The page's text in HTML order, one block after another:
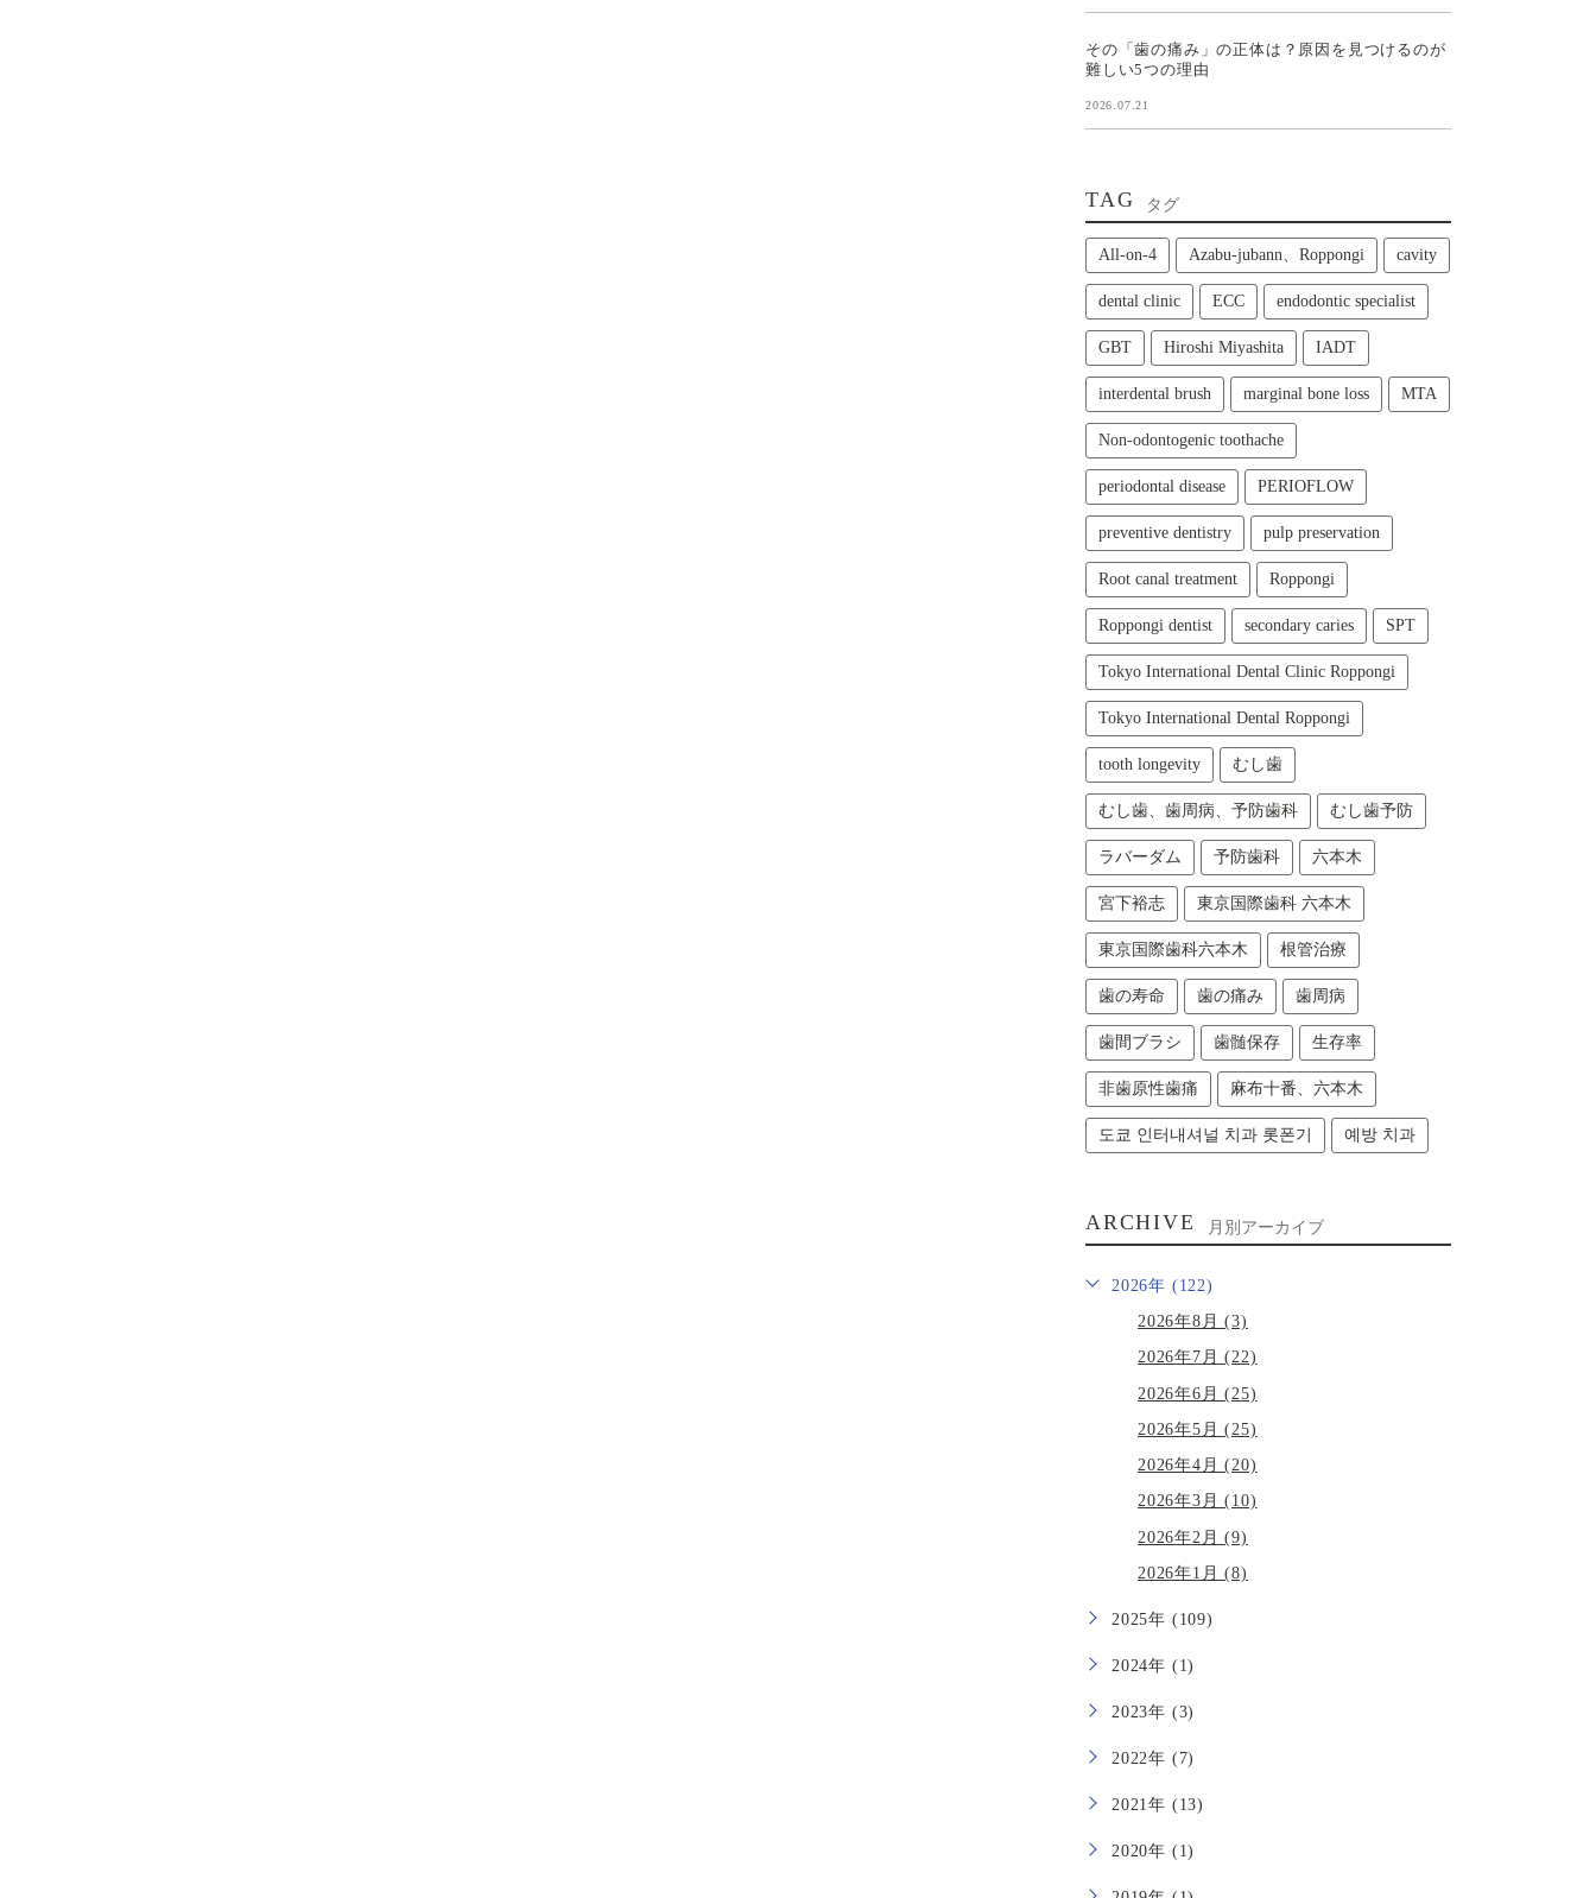
その「歯の痛み」の正体は？原因を見つけるのが
難しい5つの理由
2026.07.21
TAG タグ
All‑on‑4 Azabu-jubann、Roppongi cavity
dental clinic ECC endodontic specialist
GBT Hiroshi Miyashita IADT
interdental brush marginal bone loss MTA
Non-odontogenic toothache
periodontal disease PERIOFLOW
preventive dentistry pulp preservation
Root canal treatment Roppongi
Roppongi dentist secondary caries SPT
Tokyo International Dental Clinic Roppongi
Tokyo International Dental Roppongi
tooth longevity むし歯
むし歯、歯周病、予防歯科 むし歯予防
ラバーダム 予防歯科 六本木
宮下裕志 東京国際歯科 六本木
東京国際歯科六本木 根管治療
歯の寿命 歯の痛み 歯周病
歯間ブラシ 歯髄保存 生存率
非歯原性歯痛 麻布十番、六本木
도쿄 인터내셔널 치과 롯폰기 예방 치과
ARCHIVE 月別アーカイブ
2026年 (122)
2026年8月 (3)
2026年7月 (22)
2026年6月 (25)
2026年5月 (25)
2026年4月 (20)
2026年3月 (10)
2026年2月 (9)
2026年1月 (8)
2025年 (109)
2024年 (1)
2023年 (3)
2022年 (7)
2021年 (13)
2020年 (1)